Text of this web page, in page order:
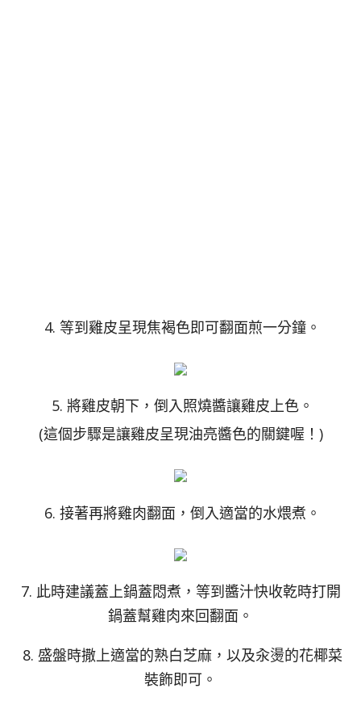
4. 等到雞皮呈現焦褐色即可翻面煎一分鐘。
5. 將雞皮朝下，倒入照燒醬讓雞皮上色。
(這個步驟是讓雞皮呈現油亮醬色的關鍵喔！)
6. 接著再將雞肉翻面，倒入適當的水煨煮。
7. 此時建議蓋上鍋蓋悶煮，等到醬汁快收乾時打開
鍋蓋幫雞肉來回翻面。
8. 盛盤時撒上適當的熟白芝麻，以及汆燙的花椰菜
裝飾即可。